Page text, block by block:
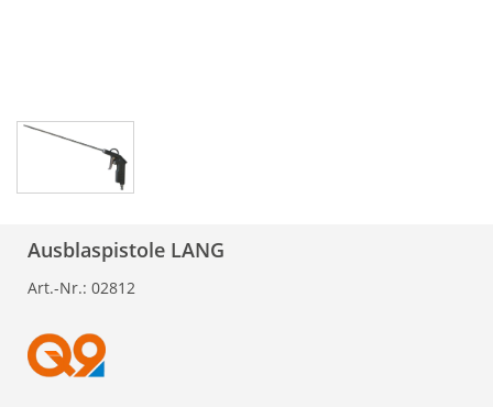
Ausblaspistole LANG
Art.-Nr.: 02812